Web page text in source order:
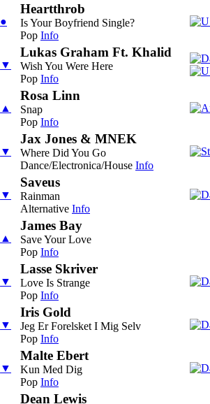
●
Heartthrob
Is Your Boyfriend Single?
Pop Info
▼
Lukas Graham Ft. Khalid
Wish You Were Here
Pop Info
▲
Rosa Linn
Snap
Pop Info
▼
Jax Jones & MNEK
Where Did You Go
Dance/Electronica/House Info
▼
Saveus
Rainman
Alternative Info
▲
James Bay
Save Your Love
Pop Info
▼
Lasse Skriver
Love Is Strange
Pop Info
▼
Iris Gold
Jeg Er Forelsket I Mig Selv
Pop Info
▼
Malte Ebert
Kun Med Dig
Pop Info
Dean Lewis